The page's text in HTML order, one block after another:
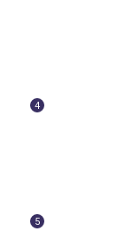
4
5